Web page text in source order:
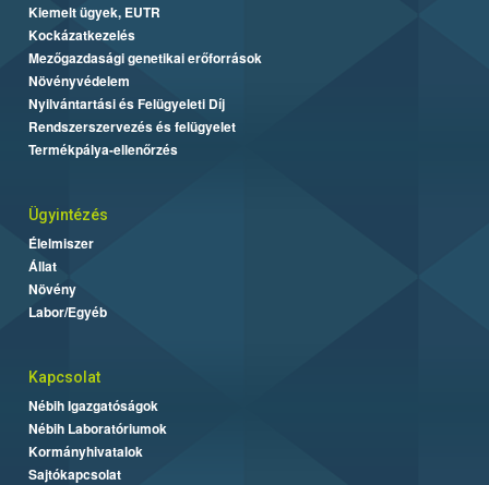
Kiemelt ügyek, EUTR
Kockázatkezelés
Mezőgazdasági genetikai erőforrások
Növényvédelem
Nyilvántartási és Felügyeleti Díj
Rendszerszervezés és felügyelet
Termékpálya-ellenőrzés
Ügyintézés
Élelmiszer
Állat
Növény
Labor/Egyéb
Kapcsolat
Nébih Igazgatóságok
Nébih Laboratóriumok
Kormányhivatalok
Sajtókapcsolat